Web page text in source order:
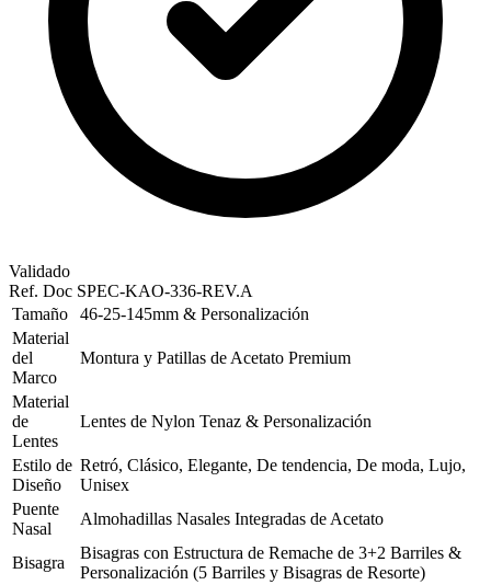
Validado
Ref. Doc SPEC-KAO-336-REV.A
Tamaño
46-25-145mm & Personalización
Material
del
Marco
Montura y Patillas de Acetato Premium
Material
de
Lentes
Lentes de Nylon Tenaz & Personalización
Estilo de
Diseño
Retró, Clásico, Elegante, De tendencia, De moda, Lujo,
Unisex
Puente
Nasal
Almohadillas Nasales Integradas de Acetato
Bisagra
Bisagras con Estructura de Remache de 3+2 Barriles &
Personalización (5 Barriles y Bisagras de Resorte)